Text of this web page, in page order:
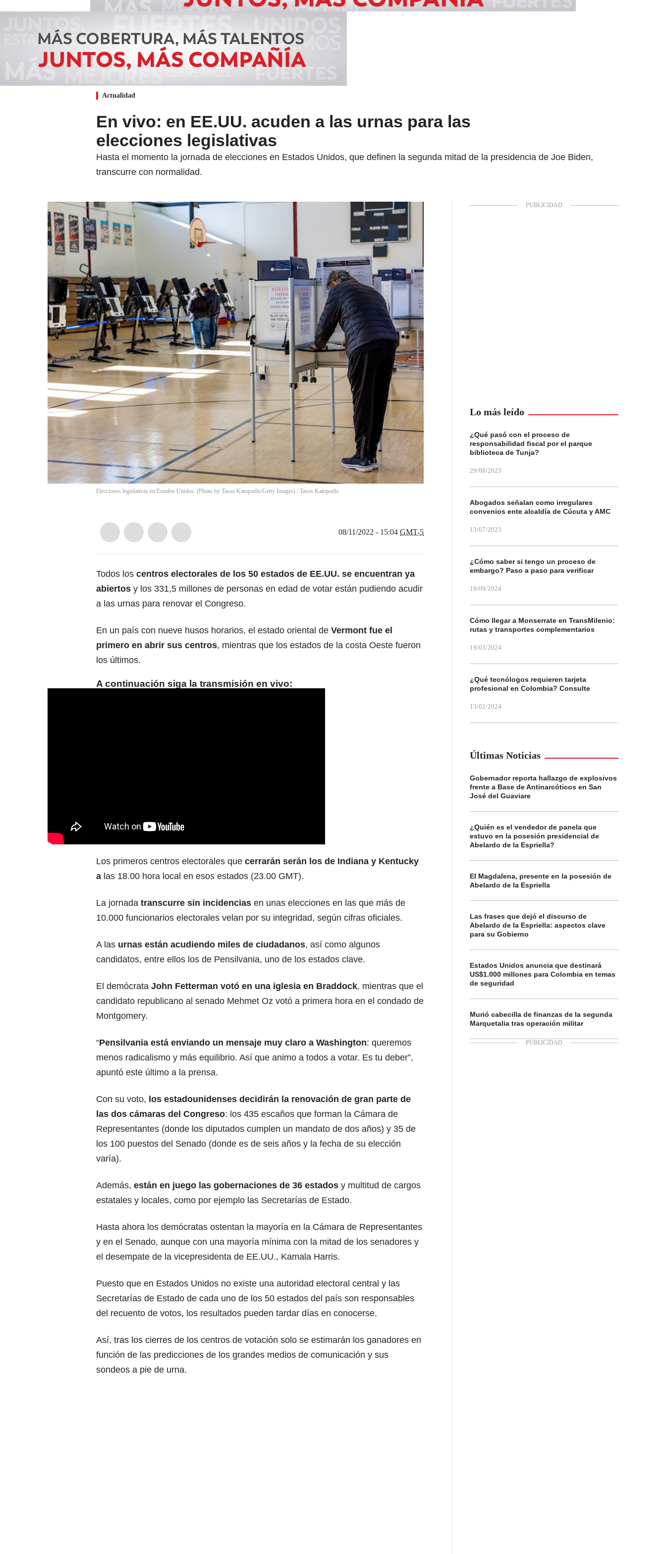
Actualidad
En vivo: en EE.UU. acuden a las urnas para las
elecciones legislativas
Hasta el momento la jornada de elecciones en Estados Unidos, que definen la segunda mitad de la presidencia de Joe Biden,
transcurre con normalidad.
Elecciones legislativas en Estados Unidos. (Photo by Tasos Katopodis/Getty Images) / Tasos Katopodis
08/11/2022 - 15:04 GMT-5
Todos los centros electorales de los 50 estados de EE.UU. se encuentran ya
abiertos y los 331,5 millones de personas en edad de votar están pudiendo acudir
a las urnas para renovar el Congreso.
En un país con nueve husos horarios, el estado oriental de Vermont fue el
primero en abrir sus centros, mientras que los estados de la costa Oeste fueron
los últimos.
A continuación siga la transmisión en vivo:
Los primeros centros electorales que cerrarán serán los de Indiana y Kentucky
a las 18.00 hora local en esos estados (23.00 GMT).
La jornada transcurre sin incidencias en unas elecciones en las que más de
10.000 funcionarios electorales velan por su integridad, según cifras oficiales.
A las urnas están acudiendo miles de ciudadanos, así como algunos
candidatos, entre ellos los de Pensilvania, uno de los estados clave.
El demócrata John Fetterman votó en una iglesia en Braddock, mientras que el
candidato republicano al senado Mehmet Oz votó a primera hora en el condado de
Montgomery.
“Pensilvania está enviando un mensaje muy claro a Washington: queremos
menos radicalismo y más equilibrio. Así que animo a todos a votar. Es tu deber”,
apuntó este último a la prensa.
Con su voto, los estadounidenses decidirán la renovación de gran parte de
las dos cámaras del Congreso: los 435 escaños que forman la Cámara de
Representantes (donde los diputados cumplen un mandato de dos años) y 35 de
los 100 puestos del Senado (donde es de seis años y la fecha de su elección
varía).
Además, están en juego las gobernaciones de 36 estados y multitud de cargos
estatales y locales, como por ejemplo las Secretarías de Estado.
Hasta ahora los demócratas ostentan la mayoría en la Cámara de Representantes
y en el Senado, aunque con una mayoría mínima con la mitad de los senadores y
el desempate de la vicepresidenta de EE.UU., Kamala Harris.
Puesto que en Estados Unidos no existe una autoridad electoral central y las
Secretarías de Estado de cada uno de los 50 estados del país son responsables
del recuento de votos, los resultados pueden tardar días en conocerse.
Así, tras los cierres de los centros de votación solo se estimarán los ganadores en
función de las predicciones de los grandes medios de comunicación y sus
sondeos a pie de urna.
Lo más leído
¿Qué pasó con el proceso de
responsabilidad fiscal por el parque
biblioteca de Tunja?
29/08/2023
Abogados señalan como irregulares
convenios ente alcaldía de Cúcuta y AMC
13/07/2023
¿Cómo saber si tengo un proceso de
embargo? Paso a paso para verificar
19/09/2024
Cómo llegar a Monserrate en TransMilenio:
rutas y transportes complementarios
19/03/2024
¿Qué tecnólogos requieren tarjeta
profesional en Colombia? Consulte
13/02/2024
Últimas Noticias
Gobernador reporta hallazgo de explosivos
frente a Base de Antinarcóticos en San
José del Guaviare
¿Quién es el vendedor de panela que
estuvo en la posesión presidencial de
Abelardo de la Espriella?
El Magdalena, presente en la posesión de
Abelardo de la Espriella
Las frases que dejó el discurso de
Abelardo de la Espriella: aspectos clave
para su Gobierno
Estados Unidos anuncia que destinará
US$1.000 millones para Colombia en temas
de seguridad
Murió cabecilla de finanzas de la segunda
Marquetalia tras operación militar